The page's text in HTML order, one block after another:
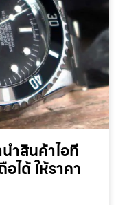
ำสินค้าไอที
ได้ ให้ราคา